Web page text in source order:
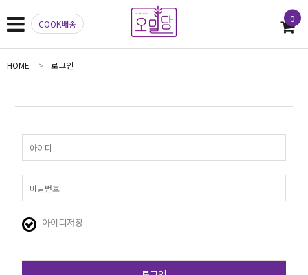
COOK배송 0
HOME 로그인
아이디저장